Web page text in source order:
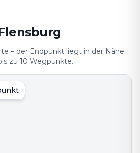
– der Endpunkt liegt in der Nähe.
zu 10 Wegpunkte.